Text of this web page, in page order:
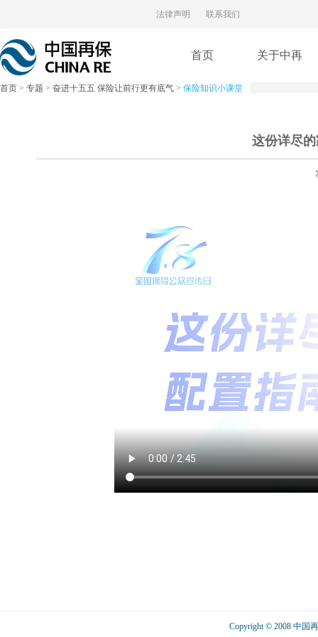
法律声明 联系我们
首页 关于中再
首页 > 专题 > 奋进十五五 保险让前行更有底气 > 保险知识小课堂
这份详尽
Copyright © 2008 中国